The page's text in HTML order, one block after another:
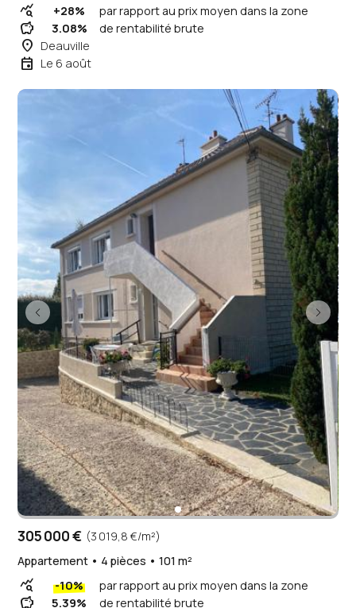
query_stats +28% par rapport au prix moyen dans la zone
savings 3.08% de rentabilité brute
place Deauville
event Le 6 août
305 000 € (3 019,8 €/m²)
Appartement • 4 pièces • 101 m²
query_stats -10% par rapport au prix moyen dans la zone
savings 5.39% de rentabilité brute